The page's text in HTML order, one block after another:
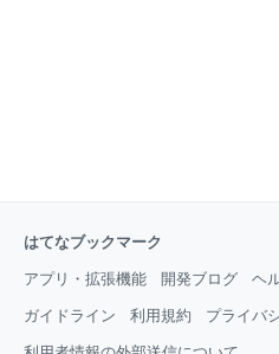
はてなブックマーク
アプリ・拡張機能 開発ブログ ヘ
ガイドライン 利用規約 プライバ